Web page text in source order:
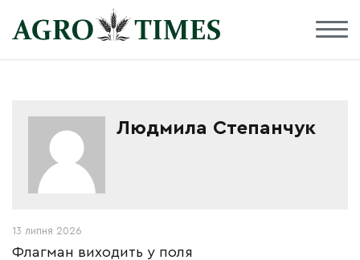
Людмила Степанчук
13 липня 2026
Флагман виходить у поля